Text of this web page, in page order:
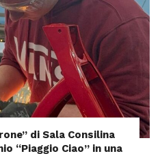
di Sala Consilina
“Piaggio Ciao” in una